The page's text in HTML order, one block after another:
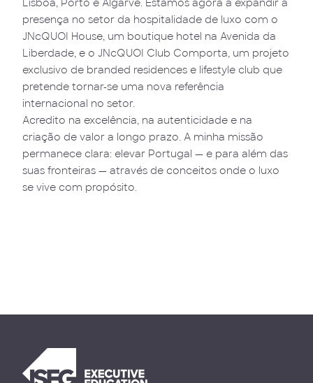
Lisboa, Porto e Algarve. Estamos agora a expandir a
presença no setor da hospitalidade de luxo com o
JNcQUOI House, um boutique hotel na Avenida da
Liberdade, e o JNcQUOI Club Comporta, um projeto
exclusivo de branded residences e lifestyle club que
pretende tornar-se uma nova referência
internacional no setor.
Acredito na excelência, na autenticidade e na
criação de valor a longo prazo. A minha missão
permanece clara: elevar Portugal — e para além das
suas fronteiras — através de conceitos onde o luxo
se vive com propósito.